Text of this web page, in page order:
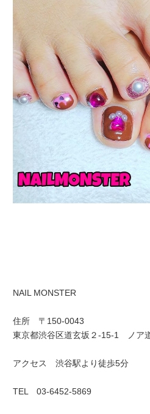
NAIL MONSTER
住所 〒150-0043
東京都渋谷区道玄坂２-15-1 ノア
アクセス 渋谷駅より徒歩5分
TEL 03-6452-5869